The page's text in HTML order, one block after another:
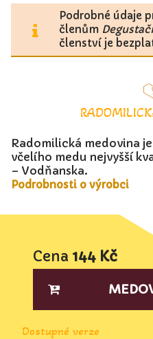
Podrobné údaje
členům
členství je
Radomilická medovina
včelího medu nejvyšší
– Vodňanska.
Podrobnosti o výrobci
Cena 144 Kč
Dostupné verze